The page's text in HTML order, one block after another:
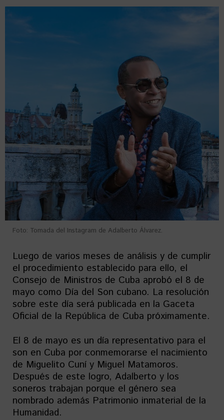
Foto: Tomada del Instagram de Adalberto Álvarez.
Luego de varios meses de análisis y de cumplir
el procedimiento establecido para ello, el
Consejo de Ministros de Cuba aprobó el 8 de
mayo como Día del Son cubano. La resolución
sobre este día será publicada en la Gaceta
Oficial de la República de Cuba próximamente.
El 8 de mayo es un día representativo para el
son en Cuba por conmemorarse el nacimiento
de Miguelito Cuní y Miguel Matamoros.
Después de este logro, Adalberto y los
soneros trabajan porque el género sea
nombrado además Patrimonio inmaterial de la
Humanidad.